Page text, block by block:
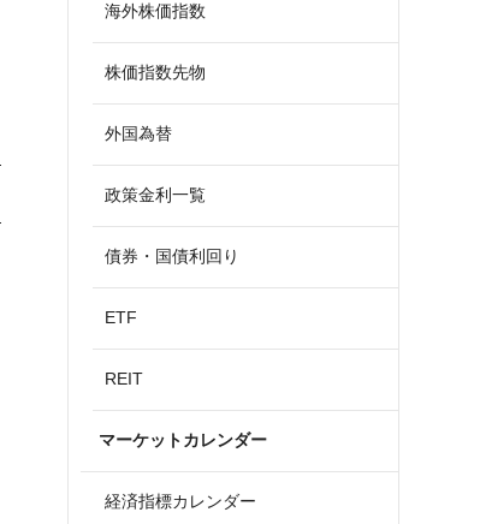
海外株価指数
株価指数先物
外国為替
政策金利一覧
債券・国債利回り
ETF
REIT
マーケットカレンダー
経済指標カレンダー